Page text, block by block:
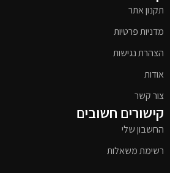
תקנון אתר
מדניות פרטיות
הצהרת נגישות
אודות
צור קשר
קישורים חשובים
החשבון שלי
רשימת משאלות